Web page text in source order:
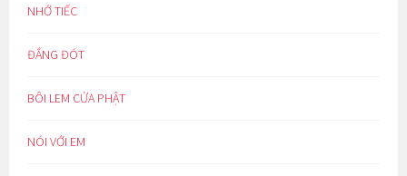
NHỚ TIẾC
ĐẮNG ĐÓT
BÔI LEM CỬA PHẬT
NÓI VỚI EM